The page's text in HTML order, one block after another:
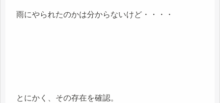
雨にやられたのかは分からないけど・・・・
とにかく、その存在を確認。